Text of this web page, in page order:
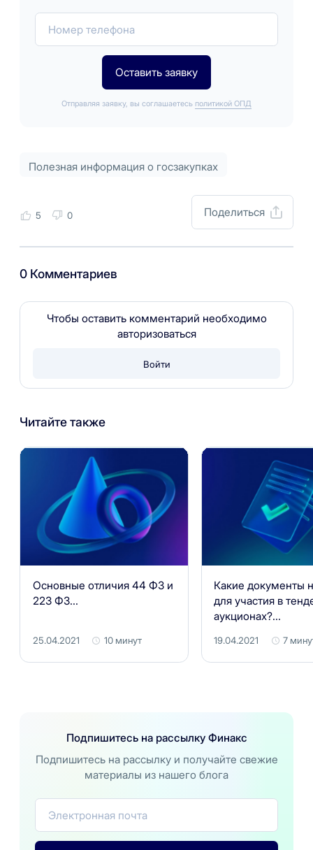
Номер телефона
Оставить заявку
Отправляя заявку, вы соглашаетесь политикой ОПД
Спасибо за заявку
Наш менеджер скоро свяжется с вами
Полезная информация о госзакупках
5 0 Поделиться
0 Комментариев
Чтобы оставить комментарий необходимо
авторизоваться
Войти
Читайте также
Основные отличия 44 ФЗ и
223 ФЗ...
25.04.2021 10 минут
Какие документы
для участия в
аукционах?...
19.04.2021 7
Подпишитесь на рассылку Финакс
Подпишитесь на рассылку и получайте свежие
материалы из нашего блога